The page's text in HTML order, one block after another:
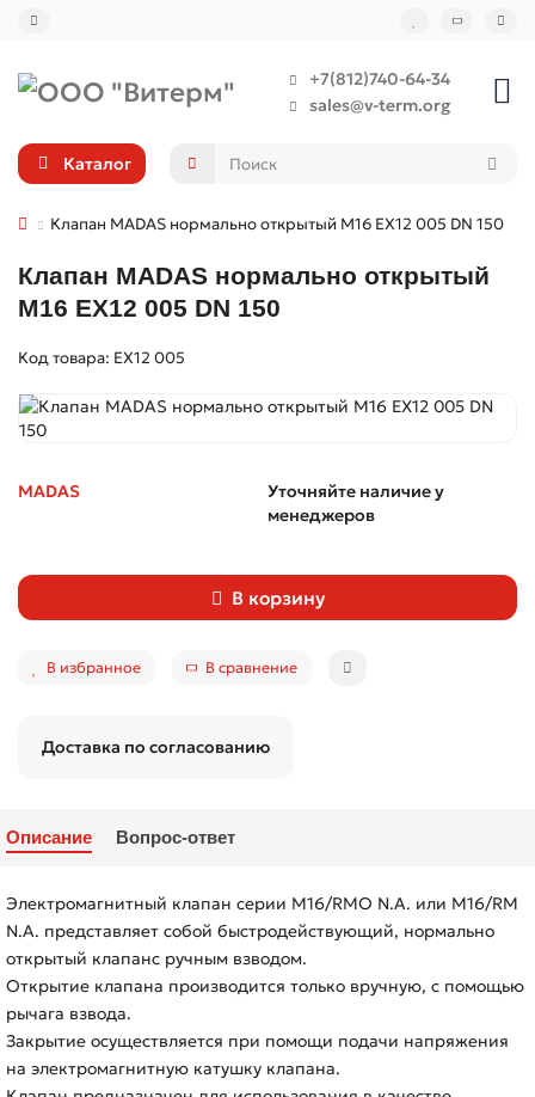
+7(812)740-64-34
sales@v-term.org
Каталог
Клапан MADAS нормально открытый M16 EX12 005 DN 150
Клапан MADAS нормально открытый
M16 EX12 005 DN 150
Код товара: EX12 005
MADAS
Уточняйте наличие у
менеджеров
В корзину
В избранное В сравнение
Доставка по согласованию
Описание Вопрос-ответ
Электромагнитный клапан серии M16/RMO N.A. или M16/RM
N.A. представляет собой быстродействующий, нормально
открытый клапанс ручным взводом.
Открытие клапана производится только вручную, с помощью
рычага взвода.
Закрытие осуществляется при помощи подачи напряжения
на электромагнитную катушку клапана.